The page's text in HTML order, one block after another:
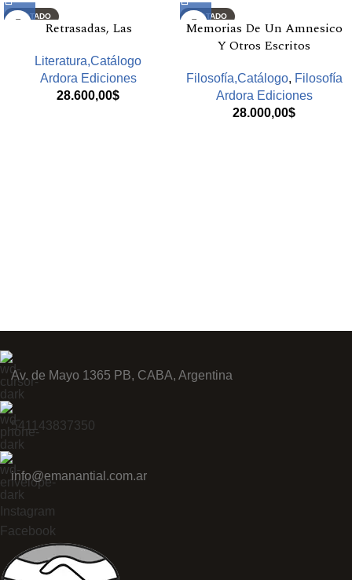
AGOTADO
Retrasadas, Las
Literatura,Catálogo
Ardora Ediciones
28.600,00$
AGOTADO
Memorias De Un Amnesico
Y Otros Escritos
Filosofía,Catálogo, Filosofía
Ardora Ediciones
28.000,00$
Av. de Mayo 1365 PB, CABA, Argentina
541143837350
info@emanantial.com.ar
Instagram
Facebook